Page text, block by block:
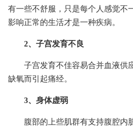
有一些不舒服，只是每个人感觉不
影响正常的生活才是一种疾病。
2、子宫发育不良
子宫发育不佳容易合并血液供
缺氧而引起痛经。
3、身体虚弱
腹部的上些肌群有支持腹腔内